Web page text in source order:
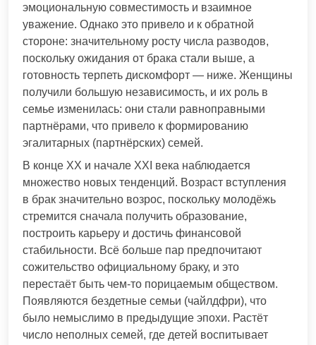
эмоциональную совместимость и взаимное
уважение. Однако это привело и к обратной
стороне: значительному росту числа разводов,
поскольку ожидания от брака стали выше, а
готовность терпеть дискомфорт — ниже. Женщины
получили большую независимость, и их роль в
семье изменилась: они стали равноправными
партнёрами, что привело к формированию
эгалитарных (партнёрских) семей.
В конце XX и начале XXI века наблюдается
множество новых тенденций. Возраст вступления
в брак значительно возрос, поскольку молодёжь
стремится сначала получить образование,
построить карьеру и достичь финансовой
стабильности. Всё больше пар предпочитают
сожительство официальному браку, и это
перестаёт быть чем-то порицаемым обществом.
Появляются бездетные семьи (чайлдфри), что
было немыслимо в предыдущие эпохи. Растёт
число неполных семей, где детей воспитывает